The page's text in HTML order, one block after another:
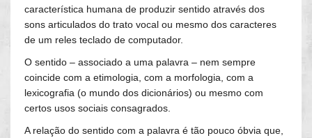
característica humana de produzir sentido através dos
sons articulados do trato vocal ou mesmo dos caracteres
de um reles teclado de computador.
O sentido – associado a uma palavra – nem sempre
coincide com a etimologia, com a morfologia, com a
lexicografia (o mundo dos dicionários) ou mesmo com
certos usos sociais consagrados.
A relação do sentido com a palavra é tão pouco óbvia que,